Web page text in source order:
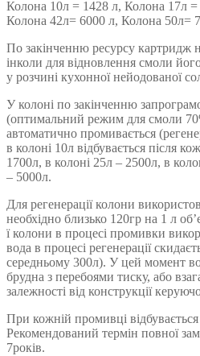
Колона 10л = 1428 л, Колона 17л
Колона 42л= 6000 л, Колона 50л=
По закінченню ресурсу картридж
інколи для відновлення смоли
у розчині кухонної нейодованої
У колоні по закінченню
(оптимальний режим для смоли
автоматично промивається
в колоні 10л відбувається після
1700л, в колоні 25л – 2500л, в
– 5000л.
Для регенерації колони
необхідно близько 120гр на 1 л
ї колони в процесі промивки
вода в процесі регенерації
середньому 300л). У цей момент
брудна з перебоями тиску, або
залежності від конструкції
При кожній промивці
Рекомендований термін повної
7років.